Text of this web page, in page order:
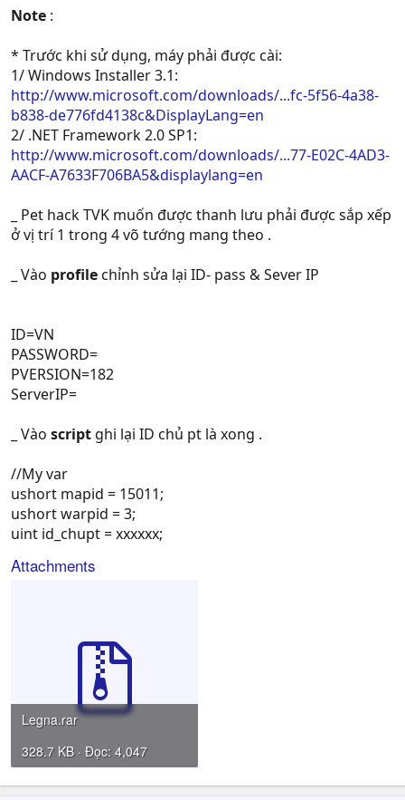
Note :
* Trước khi sử dụng, máy phải được cài:
1/ Windows Installer 3.1:
http://www.microsoft.com/downloads/...fc-5f56-4a38-
b838-de776fd4138c&DisplayLang=en
2/ .NET Framework 2.0 SP1:
http://www.microsoft.com/downloads/...77-E02C-4AD3-
AACF-A7633F706BA5&displaylang=en
_ Pet hack TVK muốn được thanh lưu phải được sắp xếp
ở vị trí 1 trong 4 võ tướng mang theo .
_ Vào profilechỉnh sửa lại ID- pass & Sever IP
ID=VN
PASSWORD=
PVERSION=182
ServerIP=
_ Vào script ghi lại ID chủ pt là xong .
//My var
ushort mapid = 15011;
ushort warpid = 3;
uint id_chupt = xxxxxx;
Attachments
Legna.rar
328.7 KB · Đọc: 4,047